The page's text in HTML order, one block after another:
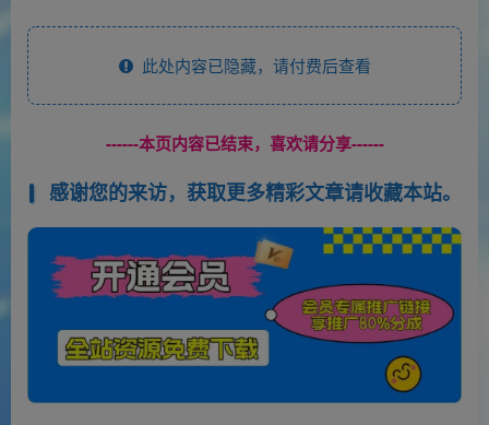
此处内容已隐藏，请付费后查看
------本页内容已结束，喜欢请分享------
感谢您的来访，获取更多精彩文章请收藏本站。